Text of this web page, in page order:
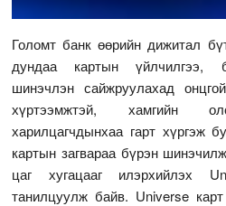
Голомт банк өөрийн дижитал
дундаа картын үйлчилгээ,
шинэчлэн сайжруулахад
хүртээмжтэй, хамгийн
харилцагчдынхаа гарт хүргэж
картын загвараа бүрэн
цаг хугацааг илэрхийлэх
танилцуулж байв. Universe